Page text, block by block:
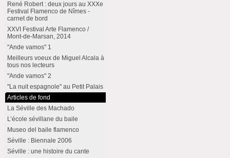
René Robert : deux jours au XXXe
Festival Flamenco de Nîmes -
carnet de bord
XXVI Festival Arte Flamenco /
Mont-de-Marsan, 2014
"Ande vamos" 1
Meilleurs voeux de Miguel Alcala à
tous nos lecteurs
"Ande vamos" 2
"La nuit espagnole" au Petit Palais
Articles de fond
La Séville des Machado
L’école sévillane du baile
Museo del baile flamenco
Séville : Biennale 2006
Séville : une histoire du cante